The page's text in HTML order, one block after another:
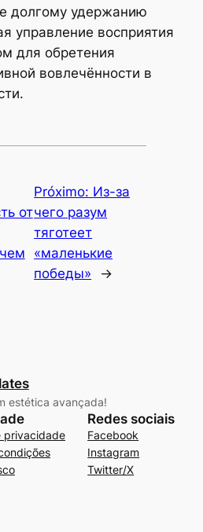
долгому удержанию
управление восприятия
для обретения
вовлечённости в
от
Próximo: Из-за
чего разум
тяготеет
«маленькие
победы»
→
estética avançada!
privacidade
Redes sociais
Facebook
Instagram
Twitter/X